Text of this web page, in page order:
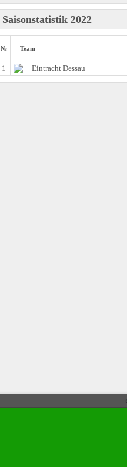
Saisonstatistik 2022
№ Team
1 Eintracht Dessau